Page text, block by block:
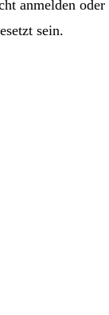
anmelden oder
sein.